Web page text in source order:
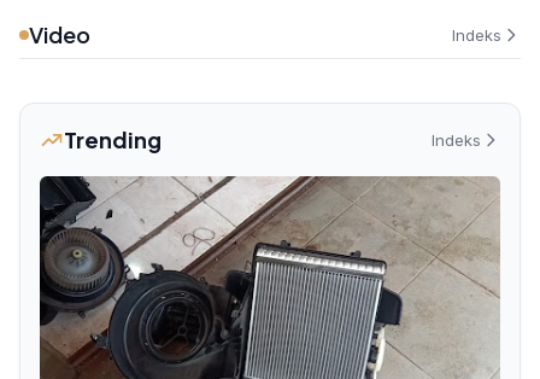
Video Indeks
Trending Indeks